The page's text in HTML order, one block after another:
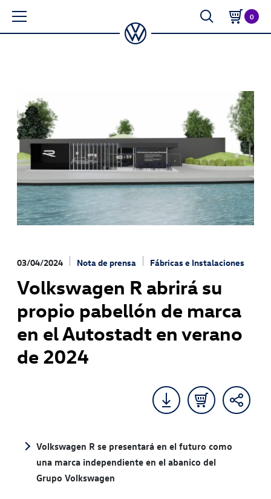
0
03/04/2024 Nota de prensa Fábricas e Instalaciones
Volkswagen R abrirá su
propio pabellón de marca
en el Autostadt en verano
de 2024
Volkswagen R se presentará en el futuro como
una marca independiente en el abanico del
Grupo Volkswagen